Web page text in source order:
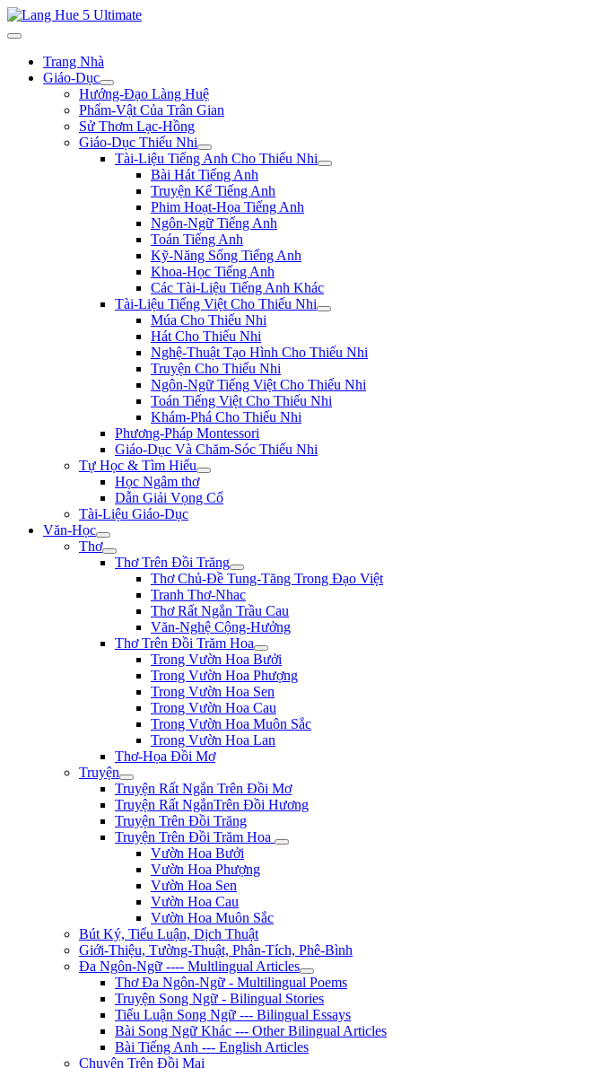
Trang Nhà
Giáo-Dục
Hướng-Đạo Làng Huệ
Phẩm-Vật Của Trân Gian
Sử Thơm Lạc-Hồng
Giáo-Dục Thiếu Nhi
Tài-Liệu Tiếng Anh Cho Thiếu Nhi
Bài Hát Tiếng Anh
Truyện Kể Tiếng Anh
Phim Hoạt-Họa Tiếng Anh
Ngôn-Ngữ Tiếng Anh
Toán Tiếng Anh
Kỹ-Năng Sống Tiếng Anh
Khoa-Học Tiếng Anh
Các Tài-Liệu Tiếng Anh Khác
Tài-Liệu Tiếng Việt Cho Thiếu Nhi
Múa Cho Thiếu Nhi
Hát Cho Thiếu Nhi
Nghệ-Thuật Tạo Hình Cho Thiếu Nhi
Truyện Cho Thiếu Nhi
Ngôn-Ngữ Tiếng Việt Cho Thiếu Nhi
Toán Tiếng Việt Cho Thiếu Nhi
Khám-Phá Cho Thiếu Nhi
Phương-Pháp Montessori
Giáo-Dục Và Chăm-Sóc Thiếu Nhi
Tự Học & Tìm Hiểu
Học Ngâm thơ
Dẫn Giải Vọng Cổ
Tài-Liệu Giáo-Dục
Văn-Học
Thơ
Thơ Trên Đồi Trăng
Thơ Chủ-Đề Tung-Tăng Trong Đạo Việt
Tranh Thơ-Nhac
Thơ Rất Ngắn Trầu Cau
Văn-Nghệ Cộng-Hưởng
Thơ Trên Đồi Trăm Hoa
Trong Vườn Hoa Bưởi
Trong Vườn Hoa Phượng
Trong Vườn Hoa Sen
Trong Vườn Hoa Cau
Trong Vườn Hoa Muôn Sắc
Trong Vườn Hoa Lan
Thơ-Họa Đồi Mơ
Truyện
Truyện Rất Ngắn Trên Đồi Mơ
Truyện Rất NgắnTrên Đồi Hương
Truyện Trên Đồi Trăng
Truyện Trên Đồi Trăm Hoa
Vườn Hoa Bưởi
Vườn Hoa Phượng
Vườn Hoa Sen
Vườn Hoa Cau
Vườn Hoa Muôn Sắc
Bút Ký, Tiểu Luận, Dịch Thuật
Giới-Thiệu, Tường-Thuật, Phân-Tích, Phê-Bình
Đa Ngôn-Ngữ ---- Multlingual Articles
Thơ Đa Ngôn-Ngữ - Multilingual Poems
Truyện Song Ngữ - Bilingual Stories
Tiểu Luận Song Ngữ --- Bilingual Essays
Bài Song Ngữ Khác --- Other Bilingual Articles
Bài Tiếng Anh --- English Articles
Chuyện Trên Đồi Mai